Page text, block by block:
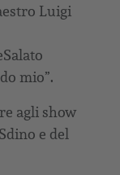
Luigi
mio”.
agli show
e del